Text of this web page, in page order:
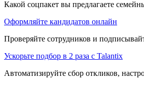
Какой соцпакет вы предлагаете
Оформляйте кандидатов онлайн
Проверяйте сотрудников и
Ускорьте подбор в 2 раза с Talantix
Автоматизируйте сбор откликов,